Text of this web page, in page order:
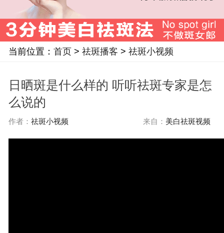
当前位置： 首页> 祛斑播客 > 祛斑小视频
日晒斑是什么样的 听听祛斑专家是怎
么说的
作者： 祛斑小视频 来自： 美白祛斑视频